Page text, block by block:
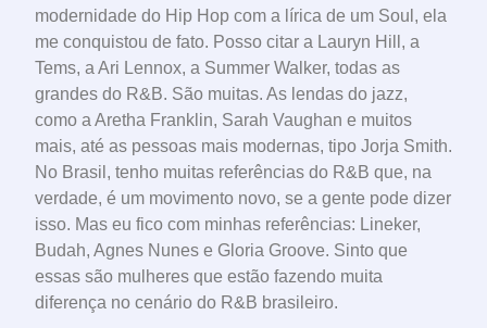
modernidade do Hip Hop com a lírica de um Soul, ela
me conquistou de fato. Posso citar a Lauryn Hill, a
Tems, a Ari Lennox, a Summer Walker, todas as
grandes do R&B. São muitas. As lendas do jazz,
como a Aretha Franklin, Sarah Vaughan e muitos
mais, até as pessoas mais modernas, tipo Jorja Smith.
No Brasil, tenho muitas referências do R&B que, na
verdade, é um movimento novo, se a gente pode dizer
isso. Mas eu fico com minhas referências: Lineker,
Budah, Agnes Nunes e Gloria Groove. Sinto que
essas são mulheres que estão fazendo muita
diferença no cenário do R&B brasileiro.